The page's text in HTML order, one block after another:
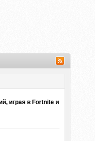
играя в Fortnite и